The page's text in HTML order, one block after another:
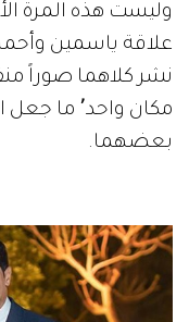
وليست هذه المرة
علاقة ياسمين
نشر كلاهما صوراً
مكان
بعضهما.